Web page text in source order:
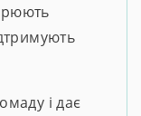
і дає